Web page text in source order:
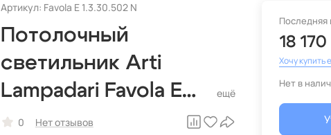
Артикул: Favola E 1.3.30.502 N
Потолочный
светильник Arti
Lampadari Favola E
1.3.30.502 N
0 Нет отзывов
Последняя
18
Хочу купить
Нет в